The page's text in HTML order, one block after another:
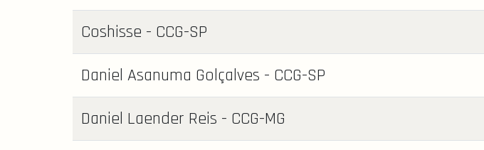
Coshisse - CCG-SP
Daniel Asanuma Golçalves - CCG-SP
Daniel Laender Reis - CCG-MG